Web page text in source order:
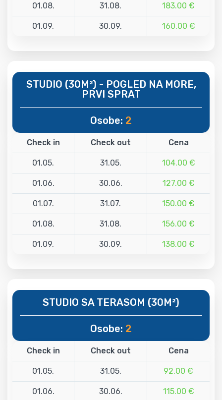
01.08. 31.08. 183.00 €
01.09. 30.09. 160.00 €
STUDIO (30M²) - POGLED NA MORE,
PRVI SPRAT
Osobe: 2
Check in Check out Cena
01.05. 31.05. 104.00 €
01.06. 30.06. 127.00 €
01.07. 31.07. 150.00 €
01.08. 31.08. 156.00 €
01.09. 30.09. 138.00 €
STUDIO SA TERASOM (30M²)
Osobe: 2
Check in Check out Cena
01.05. 31.05. 92.00 €
01.06. 30.06. 115.00 €